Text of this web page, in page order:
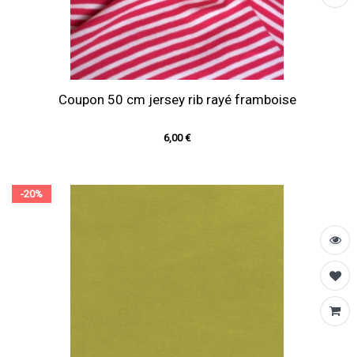
Coupon 50 cm jersey rib rayé framboise
6,00 €
-20%